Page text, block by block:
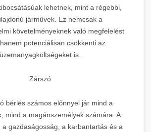
lehetnek, mint a régebbi,
járművek. Ez nemcsak a
követelményeknek való megfelelést
potenciálisan csökkenti az
üzemanyagköltségeket is.
Zárszó
bérlés számos előnnyel jár mind a
mind a magánszemélyek számára. A
a gazdaságosság, a karbantartás és a